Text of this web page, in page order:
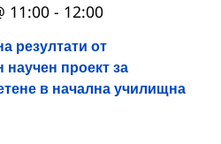
резултати от
проект за
в начална училищна
11:00 - 12:00